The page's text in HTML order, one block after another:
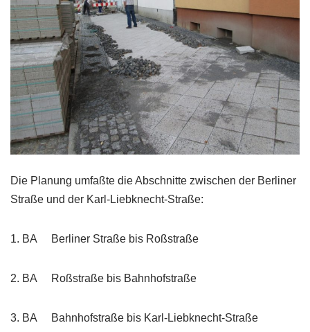
Die Planung umfaßte die Abschnitte zwischen der Berliner
Straße und der Karl-Liebknecht-Straße:
1. BA Berliner Straße bis Roßstraße
2. BA Roßstraße bis Bahnhofstraße
3. BA Bahnhofstraße bis Karl-Liebknecht-Straße